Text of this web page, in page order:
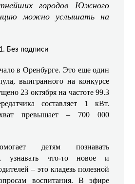
городов Южного
можно услышать на
в Оренбурге. Это еще один
выигранного на конкурсе
23 октября на частоте 99.3
составляет 1 кВт.
превышает – 700 000
детям познавать
узнавать что-то новое и
– это кладезь полезной
воспитания. В эфире